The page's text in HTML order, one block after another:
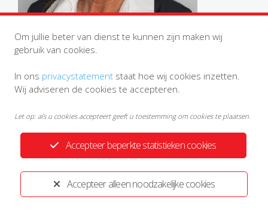
Privacystatement Disclaimer
Ontwikkeld door: Yardzorgsites.nl
Accepteer alleen noodzakelijke cookies
Accepteer beperkte statistieken cookies
Om jullie beter van dienst te kunnen zijn maken wij
gebruik van cookies.
In ons privacystatement staat hoe wij cookies inzetten.
Wij adviseren de cookies te accepteren.
Let op: als u cookies accepteert geeft u toestemming om cookies te plaatsen.